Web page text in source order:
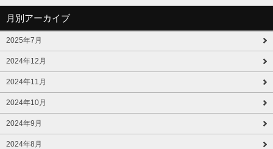
月別アーカイブ
2025年7月
2024年12月
2024年11月
2024年10月
2024年9月
2024年8月